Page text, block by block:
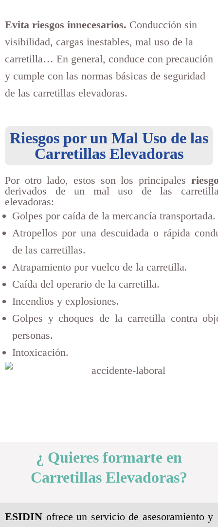
Evita riesgos innecesarios. Conducción sin
visibilidad, cargas inestables, mal uso de la
carretilla… En general, conduce con precaución
y cumple con las normas básicas de seguridad
de las carretillas elevadoras.
Riesgos por un Mal Uso de las
Carretillas Elevadoras
Por otro lado, estos son los principales
derivados de un mal uso de las
elevadoras:
Golpes por caída de la mercancía transportada.
Atropellos por una descuidada o rápida
de las carretillas.
Atrapamiento por vuelco de la carretilla.
Caída del operario de la carretilla.
Incendios y explosiones.
Golpes y choques de la carretilla contra
personas.
Intoxicación.
¿ Quieres formarte en
Carretillas Elevadoras?
ESIDIN ofrece un servicio de asesoramiento y